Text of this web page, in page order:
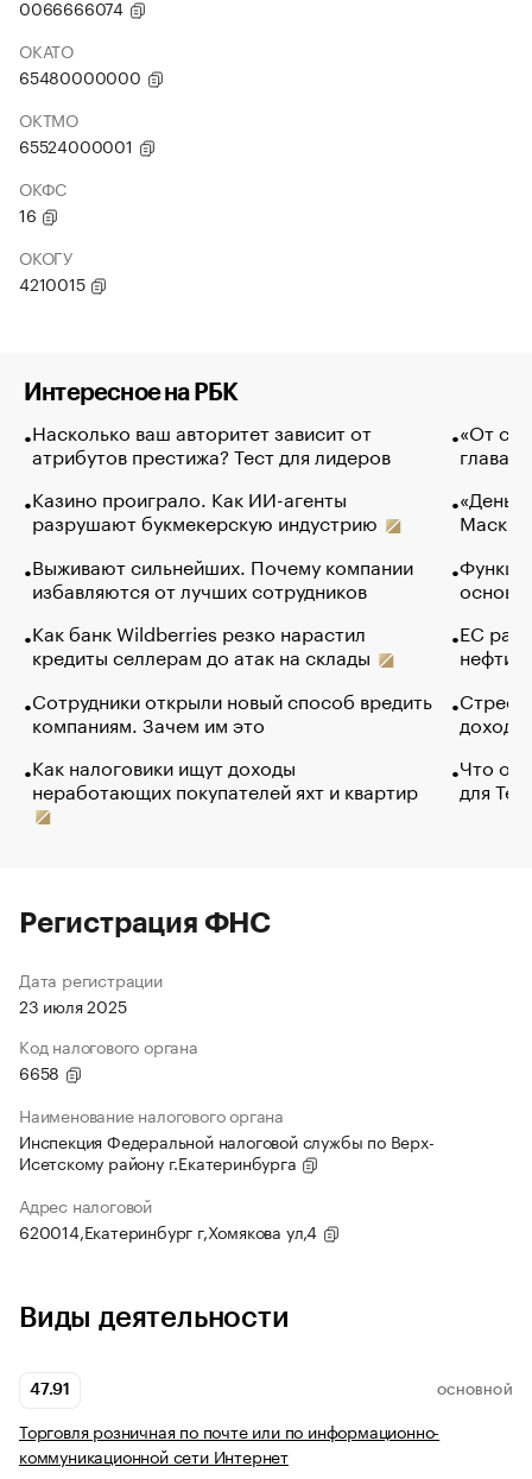
0066666074
ОКАТО
65480000000
ОКТМО
65524000001
ОКФС
16
ОКОГУ
4210015
Интересное на РБК
Насколько ваш авторитет зависит от
атрибутов престижа? Тест для лидеров
Казино проиграло. Как ИИ-агенты
разрушают букмекерскую индустрию
Выживают сильнейших. Почему компании
избавляются от лучших сотрудников
Как банк Wildberries резко нарастил
кредиты селлерам до атак на склады
Сотрудники открыли новый способ вредить
компаниям. Зачем им это
Как налоговики ищут доходы
неработающих покупателей яхт и квартир
«От
глава
Маск в
основ
ЕС
нефти
Что
для
Регистрация ФНС
Дата регистрации
23 июля 2025
Код налогового органа
6658
Наименование налогового органа
Инспекция Федеральной налоговой службы по Верх-
Исетскому району г.Екатеринбурга
Адрес налоговой
620014,Екатеринбург г,Хомякова ул,4
Виды деятельности
47.91 ОСНОВНОЙ
Торговля розничная по почте или по информационно-
коммуникационной сети Интернет